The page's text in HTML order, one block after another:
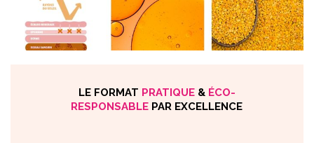
LE FORMAT PRATIQUE& ÉCO-
RESPONSABLE PAR EXCELLENCE